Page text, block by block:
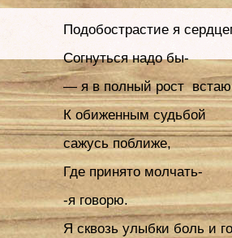
Подобострастие я
Согнуться надо бы-
— я в полный рост
К обиженным судьбой
сажусь поближе,
Где принято молчать-
-я говорю.
Я сквозь улыбки боль и